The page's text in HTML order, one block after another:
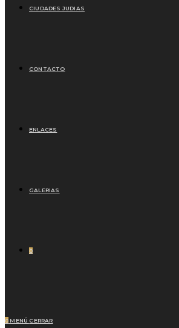
CIUDADES JUDIAS
CONTACTO
ENLACES
GALERIAS
0
0 MENÚ CERRAR